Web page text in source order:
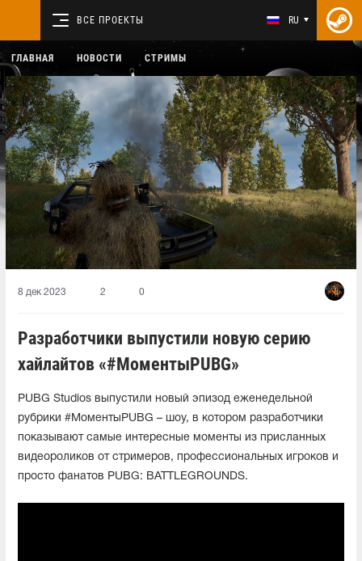
ВСЕ ПРОЕКТЫ RU
ГЛАВНАЯ НОВОСТИ СТРИМЫ
8 дек 2023 2 0
Разработчики выпустили новую серию
хайлайтов «#МоментыPUBG»
PUBG Studios выпустили новый эпизод еженедельной
рубрики #МоментыPUBG – шоу, в котором разработчики
показывают самые интересные моменты из присланных
видеороликов от стримеров, профессиональных игроков и
просто фанатов PUBG: BATTLEGROUNDS.